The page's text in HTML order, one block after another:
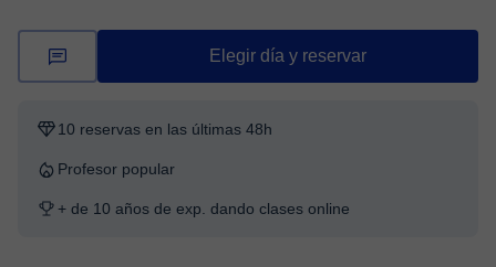
Elegir día y reservar
10 reservas en las últimas 48h
Profesor popular
+ de 10 años de exp. dando clases online